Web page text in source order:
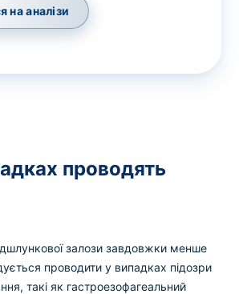
на аналізи
проводять
залози завдовжки менше
проводити у випадках підозри
такі як гастроезофагеальний